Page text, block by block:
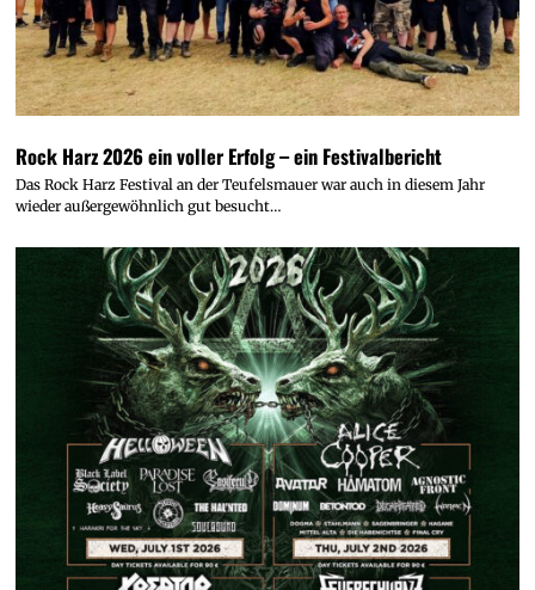
Rock Harz 2026 ein voller Erfolg – ein Festivalbericht
Das Rock Harz Festival an der Teufelsmauer war auch in diesem Jahr
wieder außergewöhnlich gut besucht…